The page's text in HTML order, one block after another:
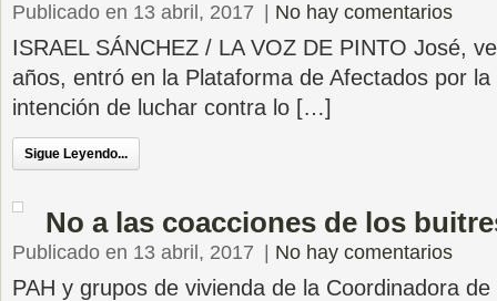
Publicado en 13 abril, 2017 No hay comentarios
ISRAEL SÁNCHEZ / LA VOZ DE PINTO José,
años, entró en la Plataforma de Afectados por
intención de luchar contra lo […]
Sigue Leyendo...
No a las coacciones de los
Publicado en 13 abril, 2017 No hay comentarios
PAH y grupos de vivienda de la Coordinadora